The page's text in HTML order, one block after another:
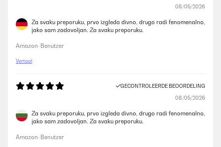
08/05/2026
Za svaku preporuku, prvo izgleda divno, drugo radi fenomenalno,
jako sam zadovoljan. Za svaku preporuku.
Amazon-Benutzer
Vertaal
GECONTROLEERDE BEOORDELING
08/05/2026
Za svaku preporuku, prvo izgleda divno, drugo radi fenomenalno,
jako sam zadovoljan. Za svaku preporuku.
Amazon-Benutzer